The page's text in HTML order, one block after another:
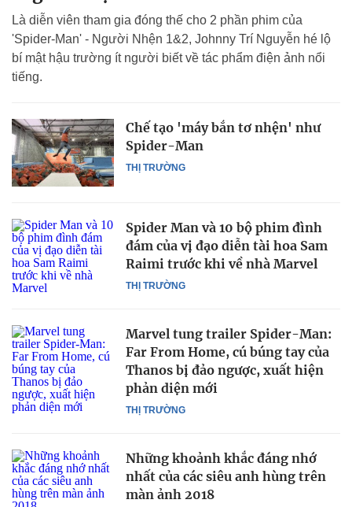
Là diễn viên tham gia đóng thế cho 2 phần phim của
'Spider-Man' - Người Nhện 1&2, Johnny Trí Nguyễn hé lộ
bí mật hậu trường ít người biết về tác phẩm điện ảnh nổi
tiếng.
THỊ TRƯỜNG
Chế tạo 'máy bắn tơ nhện' như
Spider-Man
THỊ TRƯỜNG
Spider Man và 10 bộ phim đình
đám của vị đạo diễn tài hoa Sam
Raimi trước khi về nhà Marvel
THỊ TRƯỜNG
Marvel tung trailer Spider-Man:
Far From Home, cú búng tay của
Thanos bị đảo ngược, xuất hiện
phản diện mới
Những khoảnh khắc đáng nhớ
nhất của các siêu anh hùng trên
màn ảnh 2018